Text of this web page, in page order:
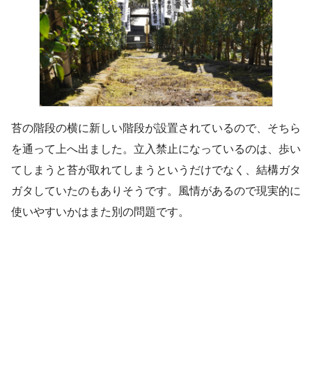
苔の階段の横に新しい階段が設置されているので、そちら
を通って上へ出ました。立入禁止になっているのは、歩い
てしまうと苔が取れてしまうというだけでなく、結構ガタ
ガタしていたのもありそうです。風情があるので現実的に
使いやすいかはまた別の問題です。